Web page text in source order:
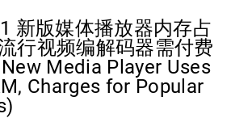
新版媒体播放器内存占
行视频编解码器需付费
Media Player Uses
Charges for Popular